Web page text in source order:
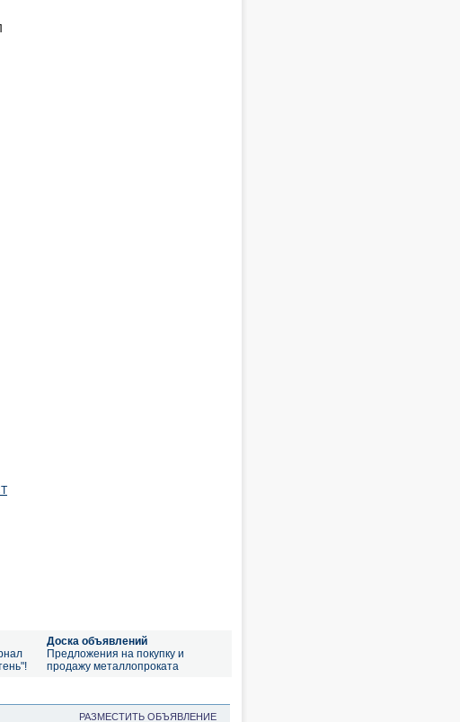
Доска объявлений
Предложения на покупку и
продажу металлопроката
РАЗМЕСТИТЬ ОБЪЯВЛЕНИЕ